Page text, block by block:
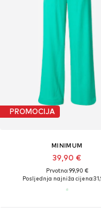
PROMOCIJA
MINIMUM
39,90 €
Prvotno: 99,90 €
Posljednja najniža cijena: